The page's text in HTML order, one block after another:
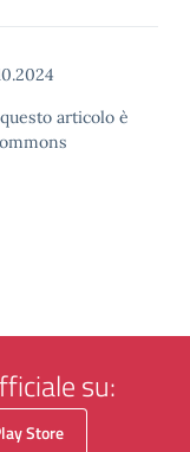
articolo è
su:
Store